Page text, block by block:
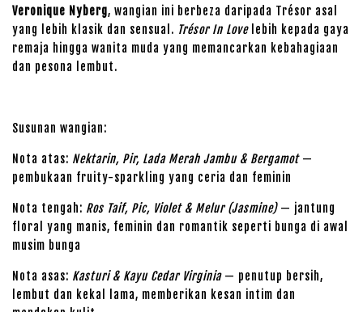
Veronique Nyberg, wangian ini berbeza daripada Trésor asal
yang lebih klasik dan sensual. Trésor In Lovelebih kepada gaya
remaja hingga wanita muda yang memancarkan kebahagiaan
dan pesona lembut.
Susunan wangian:
Nota atas: Nektarin, Pir, Lada Merah Jambu & Bergamot—
pembukaan fruity-sparkling yang ceria dan feminin
Nota tengah: Ros Taif, Pic, Violet & Melur (Jasmine)— jantung
floral yang manis, feminin dan romantik seperti bunga di awal
musim bunga
Nota asas: Kasturi & Kayu Cedar Virginia— penutup bersih,
lembut dan kekal lama, memberikan kesan intim dan